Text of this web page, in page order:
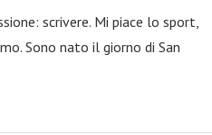
scrivere. Mi piace lo sport,
Sono nato il giorno di San